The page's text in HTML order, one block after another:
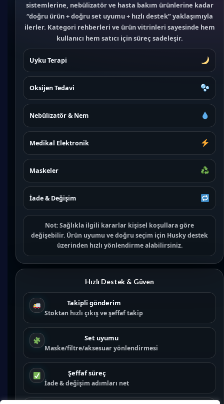
sistemlerine, nebülizatör ve hasta bakım ürünlerine kadar
“doğru ürün + doğru set uyumu + hızlı destek” yaklaşımıyla
ilerler. Kategori rehberleri ve ürün vitrinleri sayesinde hem
kullanıcı hem satıcı için süreç sadeleşir.
Uyku Terapi
Oksijen Tedavi
Nebülizatör & Nem
Medikal Elektronik
Maskeler
İade & Değişim
Not:Sağlıkla ilgili kararlar kişisel koşullara göre
değişebilir. Ürün uyumu ve doğru seçim için Husky destek
üzerinden hızlı yönlendirme alabilirsiniz.
Hızlı Destek & Güven
Takipli gönderim
Stoktan hızlı çıkış ve şeffaf takip
Set uyumu
Maske/filtre/aksesuar yönlendirmesi
Şeffaf süreç
İade & değişim adımları net